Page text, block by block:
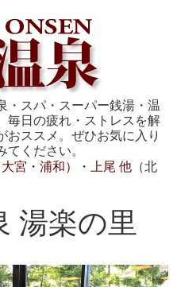
・スパ・スーパー銭湯・温
毎日の疲れ・ストレスを解
おススメ。ぜひお気に入り
ください。
宮・浦和）・上尾 他 （北
湯楽の里